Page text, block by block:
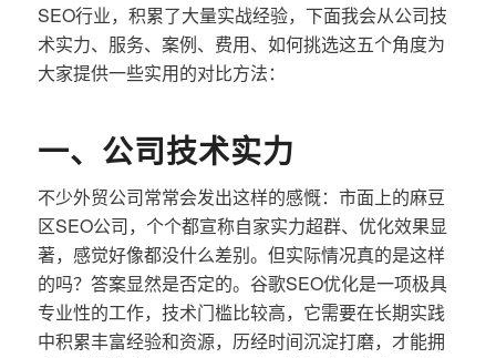
SEO行业，积累了大量实战经验，下面我会从公司技
术实力、服务、案例、费用、如何挑选这五个角度为
大家提供一些实用的对比方法：
一、公司技术实力
不少外贸公司常常会发出这样的感慨：市面上的麻豆
区SEO公司，个个都宣称自家实力超群、优化效果显
著，感觉好像都没什么差别。但实际情况真的是这样
的吗？答案显然是否定的。谷歌SEO优化是一项极具
专业性的工作，技术门槛比较高，它需要在长期实践
中积累丰富经验和资源，历经时间沉淀打磨，才能拥